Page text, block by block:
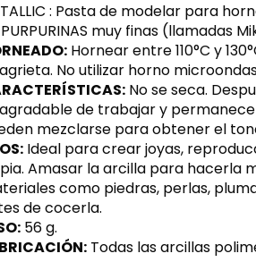
: Pasta de modelar para
muy finas (llamadas
Hornear entre 110°C y
No utilizar horno
No se seca.
de trabajar y
mezclarse para obtener el
Ideal para crear joyas,
Amasar la arcilla para hacerla
como piedras, perlas,
de cocerla.
56 g.
Todas las arcillas